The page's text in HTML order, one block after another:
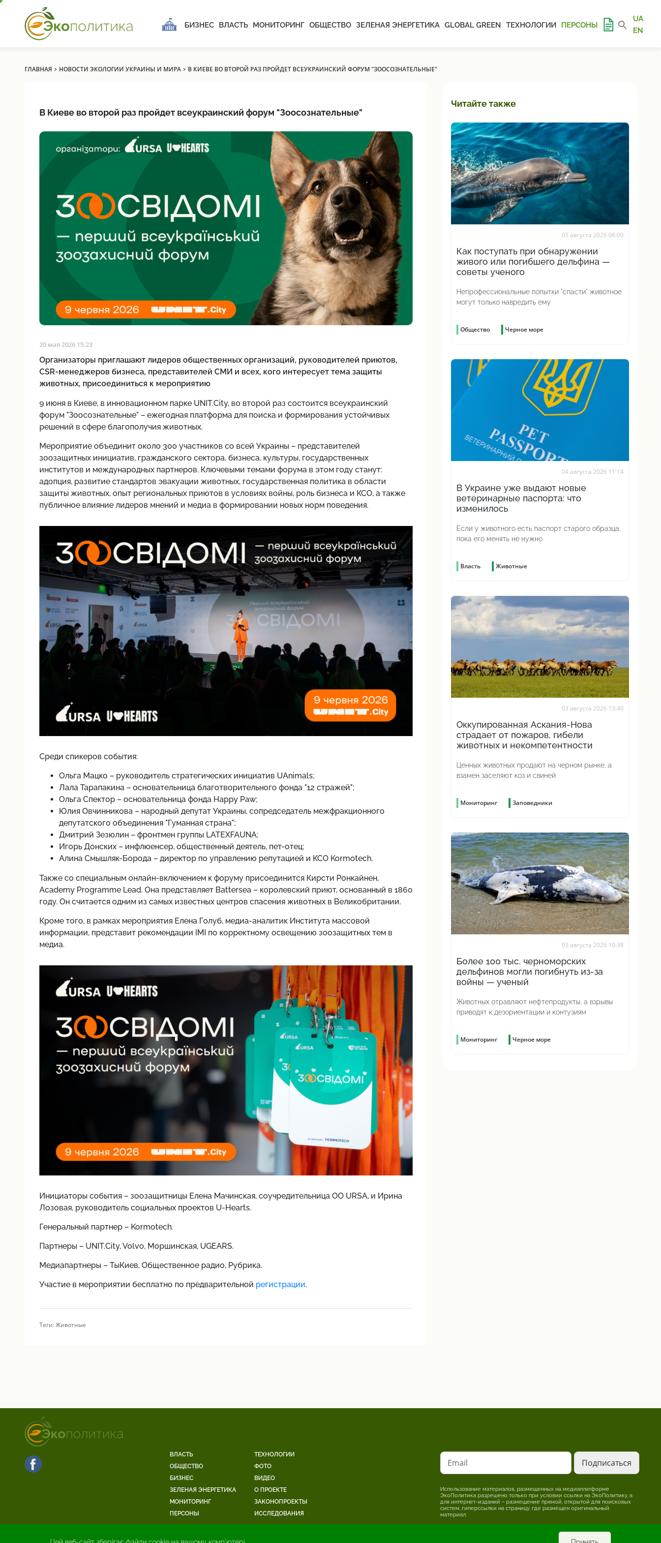
БИЗНЕС ВЛАСТЬ МОНИТОРИНГ ОБЩЕСТВО ЗЕЛЕНАЯ ЭНЕРГЕТИКА GLOBAL GREEN ТЕХНОЛОГИИ ПЕРСОНЫ
UA
EN
ГЛАВНАЯ › НОВОСТИ ЭКОЛОГИИ УКРАИНЫ И МИРА› В КИЕВЕ ВО ВТОРОЙ РАЗ ПРОЙДЕТ ВСЕУКРАИНСКИЙ ФОРУМ "ЗООСОЗНАТЕЛЬНЫЕ"
В Киеве во второй раз пройдет всеукраинский форум "Зоосознательные"
20 мая 2026 15:23
Организаторы приглашают лидеров общественных организаций, руководителей приютов,
CSR-менеджеров бизнеса, представителей СМИ и всех, кого интересует тема защиты
животных, присоединиться к мероприятию
9 июня в Киеве, в инновационном парке UNIT.City, во второй раз состоится всеукраинский
форум "Зоосознательные" – ежегодная платформа для поиска и формирования устойчивых
решений в сфере благополучия животных.
Мероприятие объединит около 300 участников со всей Украины – представителей
зоозащитных инициатив, гражданского сектора, бизнеса, культуры, государственных
институтов и международных партнеров. Ключевыми темами форума в этом году станут:
адопция, развитие стандартов эвакуации животных, государственная политика в области
защиты животных, опыт региональных приютов в условиях войны, роль бизнеса и КСО, а также
публичное влияние лидеров мнений и медиа в формировании новых норм поведения.
Среди спикеров события:
Ольга Мацко – руководитель стратегических инициатив UAnimals;
Лала Тарапакина – основательница благотворительного фонда "12 стражей";
Ольга Спектор – основательница фонда Happy Paw;
Юлия Овчинникова – народный депутат Украины, сопредседатель межфракционного
депутатского объединения "Гуманная страна";
Дмитрий Зезюлин – фронтмен группы LATEXFAUNA;
Игорь Донских – инфлюенсер, общественный деятель, пет-отец;
Алина Смышляк-Борода – директор по управлению репутацией и КСО Kormotech.
Также со специальным онлайн-включением к форуму присоединится Кирсти Ронкайнен,
Academy Programme Lead. Она представляет Battersea – королевский приют, основанный в 1860
году. Он считается одним из самых известных центров спасения животных в Великобритании.
Кроме того, в рамках мероприятия Елена Голуб, медиа-аналитик Института массовой
информации, представит рекомендации IMI по корректному освещению зоозащитных тем в
медиа.
Инициаторы события – зоозащитницы Елена Мачинская, соучредительница ОО URSA, и Ирина
Лозовая, руководитель социальных проектов U-Hearts.
Генеральный партнер – Kormotech.
Партнеры – UNIT.City, Volvo, Моршинская, UGEARS.
Медиапартнеры – ТыКиев, Общественное радио, Рубрика.
Участие в мероприятии бесплатно по предварительной регистрации.
Теги:Животные
Читайте также
05 августа 2026 06:00
Как поступать при обнаружении
живого или погибшего дельфина —
советы ученого
Непрофессиональные попытки "спасти" животное
могут только навредить ему
Общество Черное море
04 августа 2026 11:14
В Украине уже выдают новые
ветеринарные паспорта: что
изменилось
Если у животного есть паспорт старого образца,
пока его менять не нужно
Власть Животные
03 августа 2026 13:40
Оккупированная Аскания-Нова
страдает от пожаров, гибели
животных и некомпетентности
Ценных животных продают на черном рынке, а
взамен заселяют коз и свиней
Мониторинг Заповедники
03 августа 2026 10:38
Более 100 тыс. черноморских
дельфинов могли погибнуть из-за
войны — ученый
Животных отравляют нефтепродукты, а взрывы
приводят к дезориентации и контузиям
Мониторинг Черное море
ВЛАСТЬ
ОБЩЕСТВО
БИЗНЕС
ЗЕЛЕНАЯ ЭНЕРГЕТИКА
МОНИТОРИНГ
ПЕРСОНЫ
ТЕХНОЛОГИИ
ФОТО
ВИДЕО
О ПРОЕКТЕ
ЗАКОНОПРОЕКТЫ
ИССЛЕДОВАНИЯ
Email
Использование материалов, размещенных на медиаплатформе
ЭкоПолитика разрешено только при условии ссылки на ЭкоПолитику, а
для интернет-изданий – размещение прямой, открытой для поисковых
систем, гиперссылки на страницу, где размещен оригинальный
материал.
материале. За достоверность информации, опубликованной в рекламных
материалах, несет ответственность рекламодатель.